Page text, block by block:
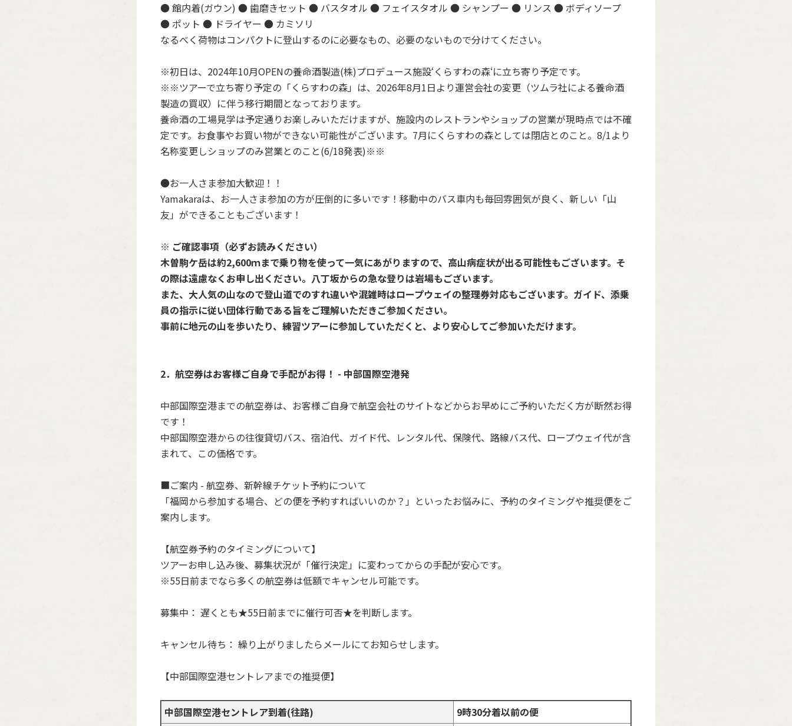
● 館内着(ガウン) ● 歯磨きセット ● バスタオル ● フェイスタオル ● シャンプー ● リンス ● ボディソープ
● ポット ● ドライヤー ● カミソリ
なるべく荷物はコンパクトに登山するのに必要なもの、必要のないもので分けてください。
※初日は、2024年10月OPENの養命酒製造(株)プロデュース施設‘くらすわの森‘に立ち寄り予定です。
※※ツアーで立ち寄り予定の「くらすわの森」は、2026年8月1日より運営会社の変更（ツムラ社による養命酒
製造の買収）に伴う移行期間となっております。
養命酒の工場見学は予定通りお楽しみいただけますが、施設内のレストランやショップの営業が現時点では不確
定です。お食事やお買い物ができない可能性がございます。7月にくらすわの森としては閉店とのこと。8/1より
名称変更しショップのみ営業とのこと(6/18発表)※※
●お一人さま参加大歓迎！！
Yamakaraは、お一人さま参加の方が圧倒的に多いです！移動中のバス車内も毎回雰囲気が良く、新しい「山
友」ができることもございます！
※ ご確認事項（必ずお読みください）
木曽駒ケ岳は約2,600ｍまで乗り物を使って一気にあがりますので、高山病症状が出る可能性もございます。そ
の際は遠慮なくお申し出ください。八丁坂からの急な登りは岩場もございます。
また、大人気の山なので登山道でのすれ違いや混雑時はロープウェイの整理券対応もございます。ガイド、添乗
員の指示に従い団体行動である旨をご理解いただきご参加ください。
事前に地元の山を歩いたり、練習ツアーに参加していただくと、より安心してご参加いただけます。
2．航空券はお客様ご自身で手配がお得！ - 中部国際空港発
中部国際空港までの航空券は、お客様ご自身で航空会社のサイトなどからお早めにご予約いただく方が断然お得
です！
中部国際空港からの往復貸切バス、宿泊代、ガイド代、レンタル代、保険代、路線バス代、ロープウェイ代が含
まれて、この価格です。
■ご案内 - 航空券、新幹線チケット予約について
「福岡から参加する場合、どの便を予約すればいいのか？」といったお悩みに、予約のタイミングや推奨便をご
案内します。
【航空券予約のタイミングについて】
ツアーお申し込み後、募集状況が「催行決定」に変わってからの手配が安心です。
※55日前までなら多くの航空券は低額でキャンセル可能です。
募集中： 遅くとも★55日前までに催行可否★を判断します。
キャンセル待ち： 繰り上がりましたらメールにてお知らせします。
【中部国際空港セントレアまでの推奨便】
中部国際空港セントレア到着(往路) 9時30分着以前の便
1:木曽駒ケ岳 登山ツアー(イメージ)
1/ 8